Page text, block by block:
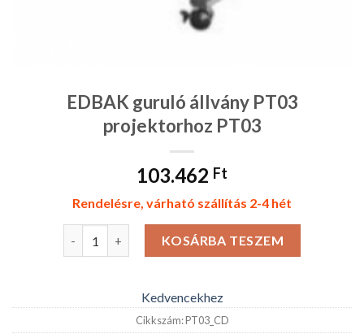
EDBAK guruló állvány PT03
projektorhoz PT03
103.462 Ft
Rendelésre, várható szállítás 2-4 hét
EDBAK guruló állvány PT03 projektorhoz PT03
KOSÁRBA TESZEM
Kedvencekhez
Cikkszám:PT03_CD